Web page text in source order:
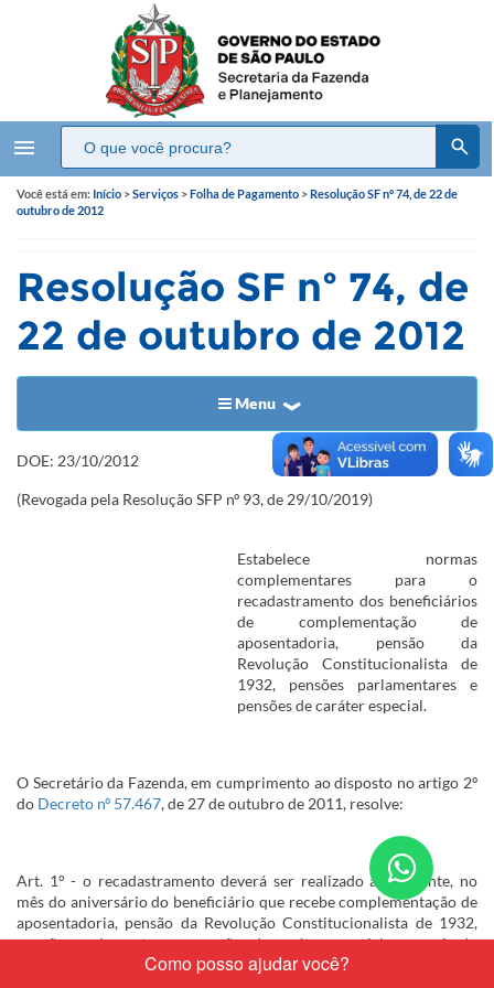
menu
nos
pelo
Você está em: Início >Serviços >Folha de Pagamento >Resolução SF nº 74, de 22 de
outubro de 2012
Resolução SF nº 74, de
22 de outubro de 2012
Menu
DOE: 23/10/2012
(Revogada pela Resolução SFP nº 93, de 29/10/2019)
Estabelece normas
complementares para o
recadastramento dos beneficiários
de complementação de
aposentadoria, pensão da
Revolução Constitucionalista de
1932, pensões parlamentares e
pensões de caráter especial.
O Secretário da Fazenda, em cumprimento ao disposto no artigo 2º
do Decreto nº 57.467, de 27 de outubro de 2011, resolve:
Art. 1° - o recadastramento deverá ser realizado anualmente, no
mês do aniversário do beneficiário que recebe complementação de
aposentadoria, pensão da Revolução Constitucionalista de 1932,
pensões parlamentares e pensões de caráter especial, por meio do
formulário de recadastramento (Anexo).